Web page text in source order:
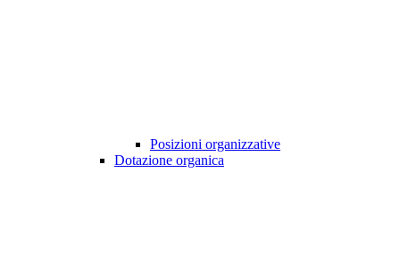
Posizioni organizzative
Dotazione organica